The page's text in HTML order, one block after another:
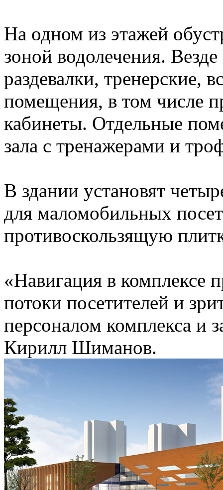
На одном из этажей
зоной водолечения.
раздевалки, тренерские,
помещения, в том числе
кабинеты. Отдельные
зала с тренажерами и
В здании установят
для маломобильных
противоскользящую
«Навигация в комплексе
потоки посетителей и
персоналом комплекса и
Кирилл Шиманов.